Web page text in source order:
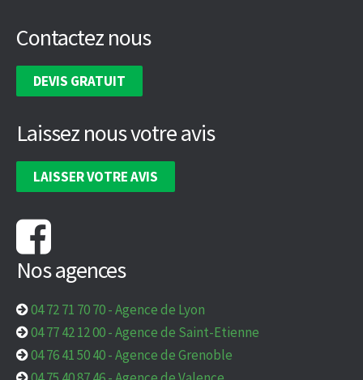
Contactez nous
DEVIS GRATUIT
Laissez nous votre avis
LAISSER VOTRE AVIS
Nos agences
04 72 71 70 70-Agence de Lyon
04 77 42 12 00-Agence de Saint-Etienne
04 76 41 50 40-Agence de Grenoble